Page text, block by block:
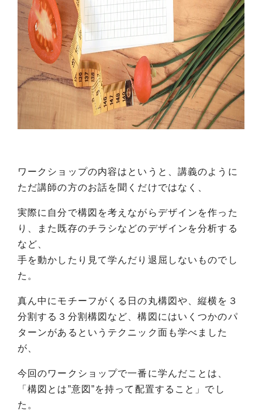
ワークショップの内容はというと、講義のように
ただ講師の方のお話を聞くだけではなく、
実際に自分で構図を考えながらデザインを作った
り、また既存のチラシなどのデザインを分析する
など、
手を動かしたり見て学んだり退屈しないものでし
た。
真ん中にモチーフがくる日の丸構図や、縦横を３
分割する３分割構図など、構図にはいくつかのパ
ターンがあるというテクニック面も学べました
が、
今回のワークショップで一番に学んだことは、
「構図とは”意図”を持って配置すること」でし
た。